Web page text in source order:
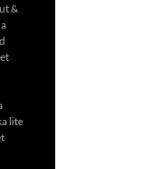
&
lite